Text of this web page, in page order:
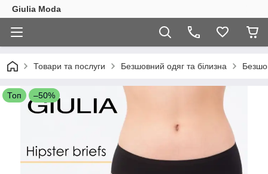
Giulia Moda
Товари та послуги Безшовний одяг та білизна
Топ –50%